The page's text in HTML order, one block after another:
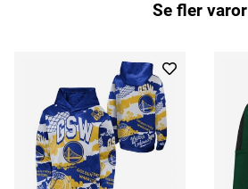
Se fler varor